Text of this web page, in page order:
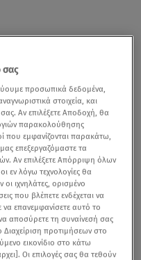
σας
προσωπικά δεδομένα,
στοιχεία, και
Αν επιλέξετε Αποδοχή, θα
παρακολούθησης
που εμφανίζονται παρακάτω,
επεξεργαζόμαστε τα
Αν επιλέξετε Απόρριψη όλων
εν λόγω τεχνολογίες θα
ιχνηλάτες, ορισμένο
που βλέπετε ενδέχεται να
να επανεμφανίσετε αυτό το
αποσύρετε τη συναίνεσή σας
προτιμήσεων στο
εικονίδιο στο κάτω
Οι επιλογές σας θα τεθούν